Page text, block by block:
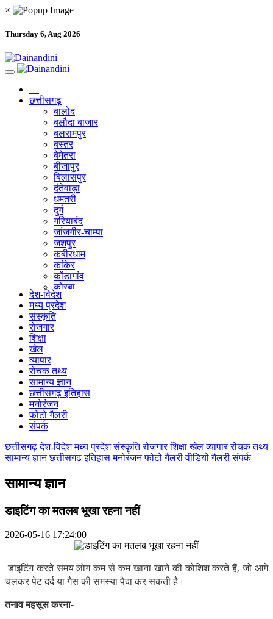
×
Thursday 6, Aug 2026
छत्तीसगढ़
बालोद
बलौदा बाजार
बलरामपुर
बस्तर
बेमेतरा
बीजापुर
बिलासपुर
दंतेवाड़ा
धमतरी
दुर्ग
गरियाबंद
जांजगीर-चाम्पा
जशपुर
कबीरधाम
कांकेर
कोंडागांव
कोरबा
कोरिया
महासमुंद
मुंगेली
नारायणपुर
सुकमा
सूरजपुर
सरगुजा
गौरेला पेंड्रा मरवाही
खैरागढ़-छुईखदान-गंडई
सारंगढ़-बिलाईगढ़
मनेन्द्रगढ़ – चिरिमिरी – भरतपुर
सक्ति
देश-विदेश
मध्य प्रदेश
संस्कृति
रोजगार
शिक्षा
खेल
व्यापार
रोचक तथ्य
सामान्य ज्ञान
छत्तीसगढ़ इतिहास
मनोरंजन
फोटो गैलरी
संपर्क
छत्तीसगढ़ देश-विदेश मध्य प्रदेश संस्कृति रोजगार शिक्षा खेल व्यापार रोचक तथ्य
सामान्य ज्ञान छत्तीसगढ़ इतिहास मनोरंजन फोटो गैलरी वीडियो गैलरी संपर्क
सामान्य ज्ञान
डाइटिंग का मतलब भूखा रहना नहीं
2026-05-16 17:24:00
डाइटिंग करते समय लोग कम से कम खाना खाने की कोशिश करते हैं, जो आगे
चलकर पेट दर्द या गैस की समस्या पैदा कर सकती है।
तनाव महसूस करना-